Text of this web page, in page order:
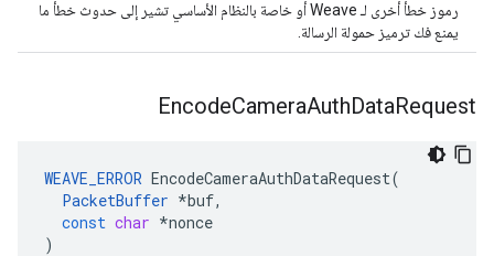
رموز خطأ أخرى لـ Weave أو خاصة بالنظام الأساسي تشير إلى حدوث خطأ ما
يمنع فك ترميز حمولة الرسالة.
EncodeCameraAuthDataRequest
WEAVE_ERROR EncodeCameraAuthDataRequest(
PacketBuffer *buf,
const char *nonce
)